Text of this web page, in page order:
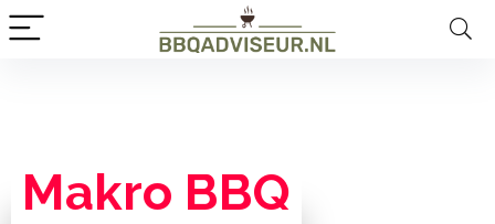
Makro BBQ